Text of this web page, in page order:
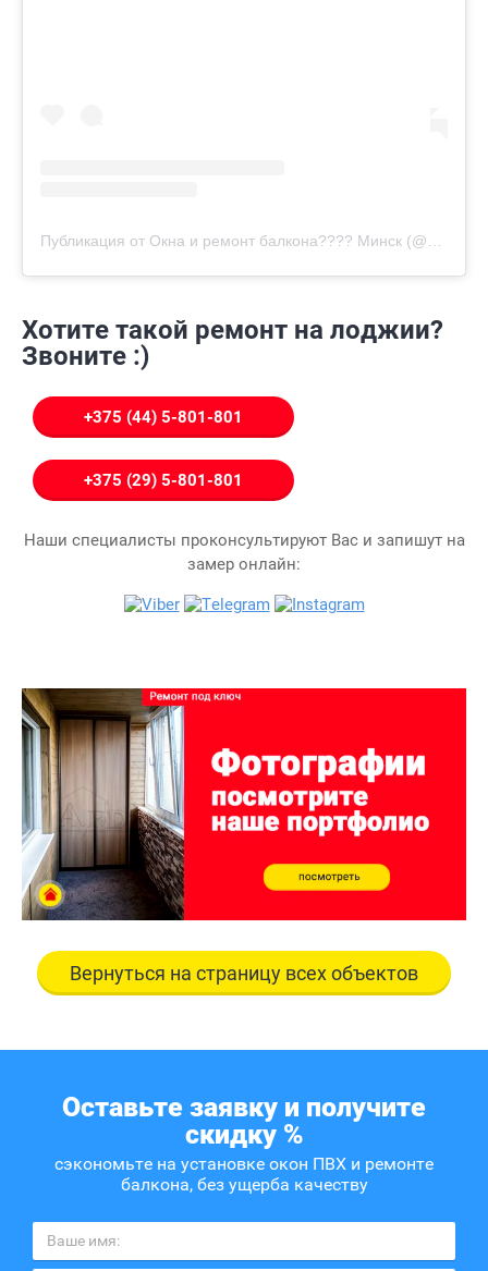
Хотите такой ремонт на лоджии?
Звоните :)
+375 (44) 5-801-801
+375 (29) 5-801-801
Наши специалисты проконсультируют Вас и запишут на
замер онлайн:
Вернуться на страницу всех объектов
Оставьте заявку и получите
скидку %
сэкономьте на установке окон ПВХ и ремонте
балкона, без ущерба качеству